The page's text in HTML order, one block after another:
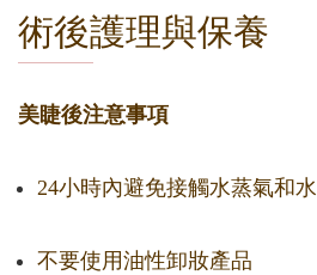
術後護理與保養
美睫後注意事項
24小時內避免接觸水蒸氣和水
不要使用油性卸妝產品